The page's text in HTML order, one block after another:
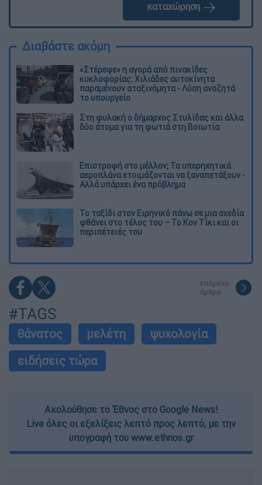
καταχώρηση
Διαβάστε ακόμη
«Στέρεψε» η αγορά από πινακίδες
κυκλοφορίας: Χιλιάδες αυτοκίνητα
παραμένουν αταξινόμητα - Λύση αναζητά
το υπουργείο
Στη φυλακή ο δήμαρχος Στυλίδας και άλλα
δύο άτομα για τη φωτιά στη Βοιωτία
Επιστροφή στο μέλλον; Τα υπερηχητικά
αεροπλάνα ετοιμάζονται να ξαναπετάξουν -
Αλλά υπάρχει ένα πρόβλημα
Το ταξίδι στον Ειρηνικό πάνω σε μια σχεδία
φθάνει στο τέλος του – Το Κον Τίκι και οι
περιπέτειές του
επόμενο
άρθρο
#TAGS
θάνατος μελέτη
ψυχολογία
ειδήσεις τώρα
Ακολούθησε το Έθνος στο Google News!
Live όλες οι εξελίξεις λεπτό προς λεπτό, με την
υπογραφή του www.ethnos.gr